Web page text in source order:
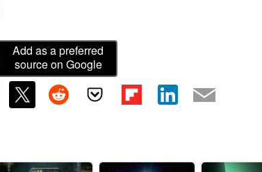
Add as a preferred
source on Google